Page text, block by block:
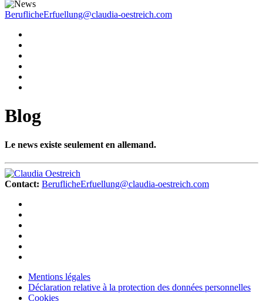
BeruflicheErfuellung@claudia-oestreich.com
Blog
Le news existe seulement en allemand.
Contact: BeruflicheErfuellung@claudia-oestreich.com
Mentions légales
Déclaration relative à la protection des données personnelles
Cookies